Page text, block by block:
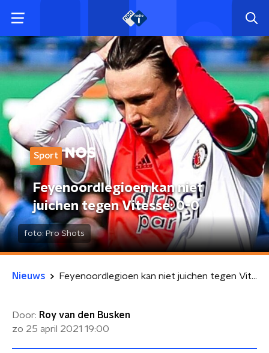
Sport
Feyenoordlegioen kan niet
juichen tegen Vitesse: 0-0
foto: Pro Shots
Nieuws Feyenoordlegioen kan niet juichen tegen Vitesse: 0-0
Door: Roy van den Busken
zo 25 april 2021 19:00